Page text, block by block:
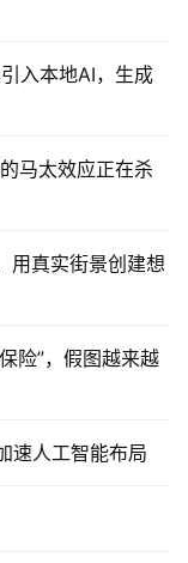
入本地AI，生成
马太效应正在杀
用真实街景创建想
险”，假图越来越
速人工智能布局